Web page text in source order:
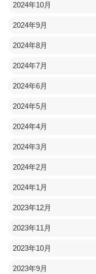
2024年10月
2024年9月
2024年8月
2024年7月
2024年6月
2024年5月
2024年4月
2024年3月
2024年2月
2024年1月
2023年12月
2023年11月
2023年10月
2023年9月